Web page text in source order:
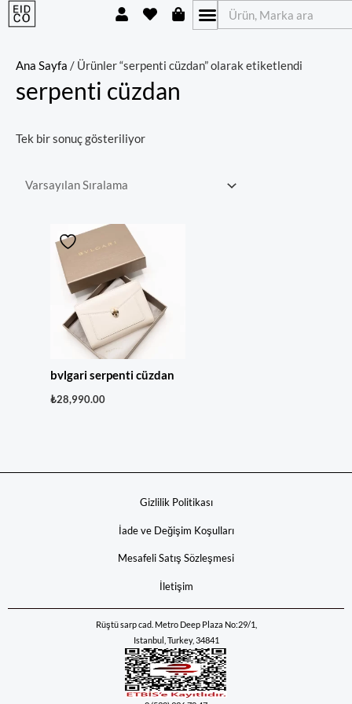
İçeriğe
atla
Ara
U
s
H
e
t
S
h
p
n
g
Ana Sayfa / Ürünler “serpenti cüzdan” olarak etiketlendi
serpenti cüzdan
Tek bir sonuç gösteriliyor
bvlgari serpenti cüzdan
₺28,990.00
Gizlilik Politikası
İade ve Değişim Koşulları
Mesafeli Satış Sözleşmesi
İletişim
Rüştü sarp cad. Metro Deep Plaza No:29/1,
Istanbul, Turkey, 34841